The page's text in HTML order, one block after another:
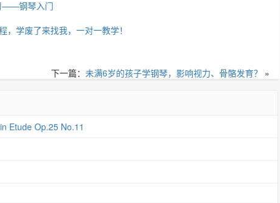
——钢琴入门
，学废了来找我，一对一教学！
下一篇： 未满6岁的孩子学钢琴，影响视力、骨骼发育？ »
Etude Op.25 No.11